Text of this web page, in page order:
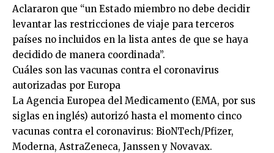
Aclararon que “un Estado miembro no debe decidir
levantar las restricciones de viaje para terceros
países no incluidos en la lista antes de que se haya
decidido de manera coordinada”.
Cuáles son las vacunas contra el coronavirus
autorizadas por Europa
La Agencia Europea del Medicamento (EMA, por sus
siglas en inglés) autorizó hasta el momento cinco
vacunas contra el coronavirus: BioNTech/Pfizer,
Moderna, AstraZeneca, Janssen y Novavax.